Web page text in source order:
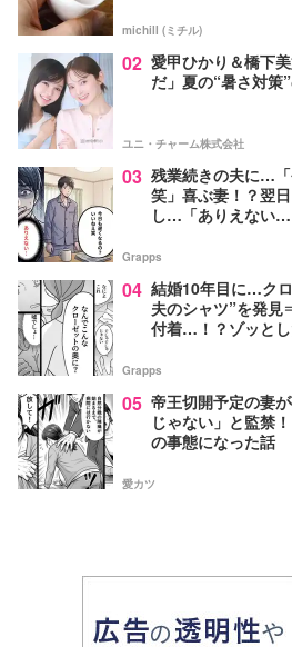
michill (ミチル)
02 愛甲ひかり＆橋下
だ」夏の“暑さ対策
ユニ・チャーム株式会社
03 残業続きの夫に…「
笑」喜ぶ妻！？翌
し…「ありえない…
Grapps
04 結婚10年目に…ク
夫のシャツ”を発
付着…！？ゾッと
Grapps
05 帝王切開予定の妻
じゃない」と監禁
の事態になった話
愛カツ